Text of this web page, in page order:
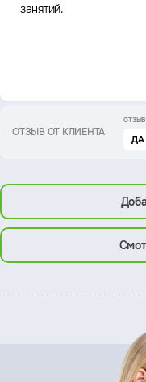
занятий.
ОТЗЫВ ОТ КЛИЕНТА
ДА